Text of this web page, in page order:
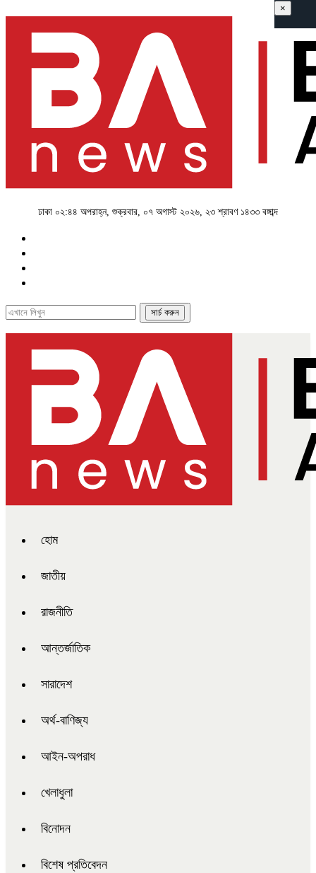
ঢাকা ০২:৪৪ অপরাহ্ন, শুক্রবার, ০৭ অগাস্ট ২০২৬, ২৩ শ্রাবণ ১৪৩৩ বঙ্গাব্দ
হোম
জাতীয়
রাজনীতি
আন্তর্জাতিক
সারাদেশ
অর্থ-বাণিজ্য
আইন-অপরাধ
খেলাধুলা
বিনোদন
বিশেষ প্রতিবেদন
×